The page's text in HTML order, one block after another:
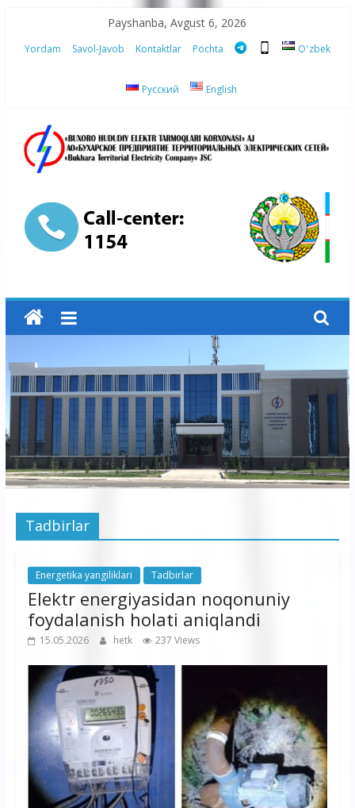
content
Payshanba, Avgust 6, 2026
Yordam Savol-Javob Kontaktlar Pochta Oʻzbek
Русский English
“Buxoro
hududiy
elektr
tarmoqlari
korxonasi”
AJ
“Buxoro
hududiy
tarmoqlari
korxonasi”
Tadbirlar
Energetika yangiliklari Tadbirlar
Elektr energiyasidan noqonuniy
foydalanish holati aniqlandi
15.05.2026 hetk 237 Views